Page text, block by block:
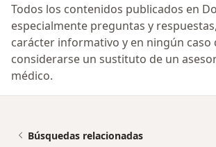
Todos los contenidos publicados en
especialmente preguntas y
carácter informativo y en ningún caso
considerarse un sustituto de un
médico.
Búsquedas relacionadas